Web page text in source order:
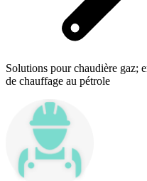
Solutions pour chaudière gaz;
de chauffage au pétrole